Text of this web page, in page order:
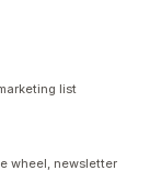
list
wheel, newsletter